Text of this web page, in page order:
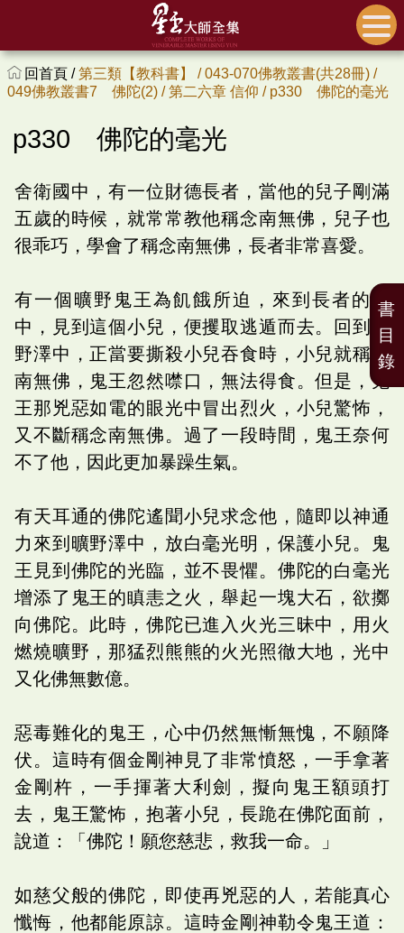
回首頁 /第三類【教科書】 /043-070佛教叢書(共28冊) /
049佛教叢書7 佛陀(2) /第二六章 信仰 / p330 佛陀的毫光
p330 佛陀的毫光
舍衛國中，有一位財德長者，當他的兒子剛滿
五歲的時候，就常常教他稱念南無佛，兒子也
很乖巧，學會了稱念南無佛，長者非常喜愛。
有一個曠野鬼王為飢餓所迫，來到長者的家
中，見到這個小兒，便攫取逃遁而去。回到曠
野澤中，正當要撕殺小兒吞食時，小兒就稱念
南無佛，鬼王忽然噤口，無法得食。但是，鬼
王那兇惡如電的眼光中冒出烈火，小兒驚怖，
又不斷稱念南無佛。過了一段時間，鬼王奈何
不了他，因此更加暴躁生氣。
有天耳通的佛陀遙聞小兒求念他，隨即以神通
力來到曠野澤中，放白毫光明，保護小兒。鬼
王見到佛陀的光臨，並不畏懼。佛陀的白毫光
增添了鬼王的瞋恚之火，舉起一塊大石，欲擲
向佛陀。此時，佛陀已進入火光三昧中，用火
燃燒曠野，那猛烈熊熊的火光照徹大地，光中
又化佛無數億。
惡毒難化的鬼王，心中仍然無慚無愧，不願降
伏。這時有個金剛神見了非常憤怒，一手拿著
金剛杵，一手揮著大利劍，擬向鬼王額頭打
去，鬼王驚怖，抱著小兒，長跪在佛陀面前，
說道：「佛陀！願您慈悲，救我一命。」
如慈父般的佛陀，即使再兇惡的人，若能真心
懺悔，他都能原諒。這時金剛神勒令鬼王道：
書
目
錄